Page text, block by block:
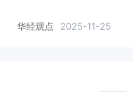
华经观点 2025-11-25